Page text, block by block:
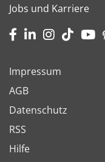
Jobs und Karriere
Impressum
AGB
Datenschutz
RSS
Hilfe